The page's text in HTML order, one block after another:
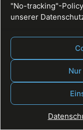
"No-tracking"-
unsererFullservice,